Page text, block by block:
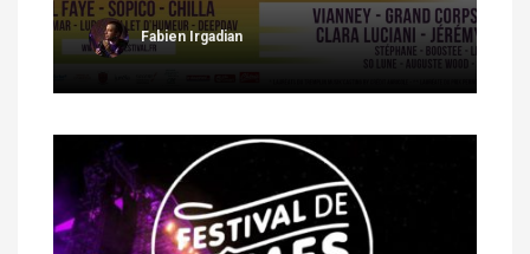
Fabien Irgadian